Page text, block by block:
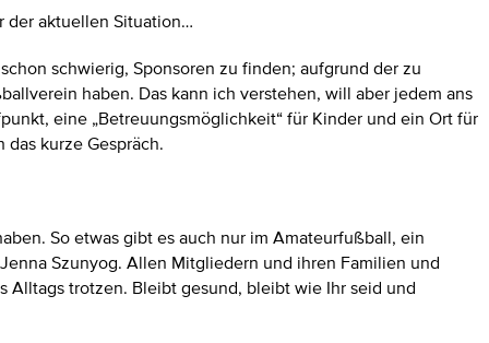
der aktuellen Situation…
schwierig, Sponsoren zu finden; aufgrund der zu
haben. Das kann ich verstehen, will aber jedem ans
eine „Betreuungsmöglichkeit“ für Kinder und ein Ort für
kurze Gespräch.
So etwas gibt es auch nur im Amateurfußball, ein
Szunyog. Allen Mitgliedern und ihren Familien und
trotzen. Bleibt gesund, bleibt wie Ihr seid und